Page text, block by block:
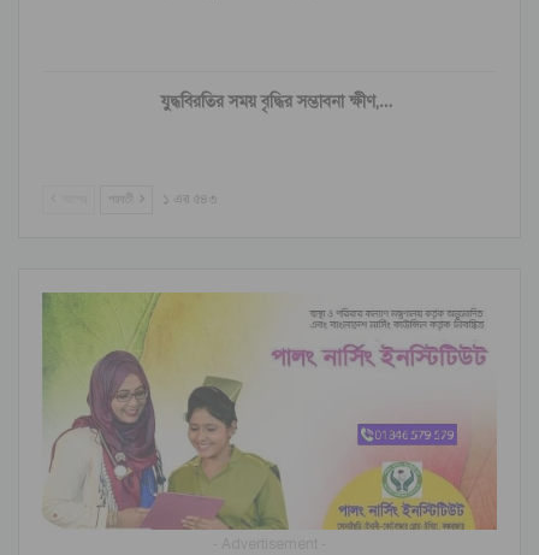
যুদ্ধবিরতির সময় বৃদ্ধির সম্ভাবনা ক্ষীণ,…
পরবর্তী ১ এর ৫৪৩